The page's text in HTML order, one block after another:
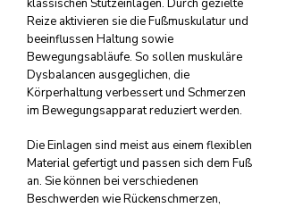
klassischen Stützeinlagen. Durch gezielte
Reize aktivieren sie die Fußmuskulatur und
beeinflussen Haltung sowie
Bewegungsabläufe. So sollen muskuläre
Dysbalancen ausgeglichen, die
Körperhaltung verbessert und Schmerzen
im Bewegungsapparat reduziert werden.
Die Einlagen sind meist aus einem flexiblen
Material gefertigt und passen sich dem Fuß
an. Sie können bei verschiedenen
Beschwerden wie Rückenschmerzen,